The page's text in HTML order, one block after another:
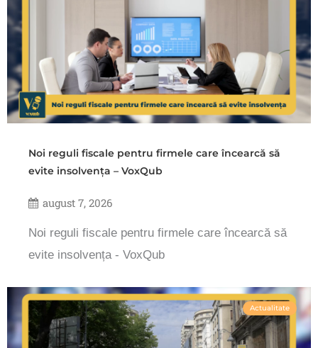
Noi reguli fiscale pentru firmele care încearcă să
evite insolvența – VoxQub
august 7, 2026
Noi reguli fiscale pentru firmele care încearcă să
evite insolvența - VoxQub
Actualitate